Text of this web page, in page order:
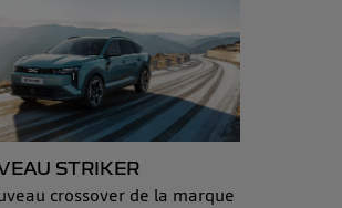
STRIKER
crossover de la marque